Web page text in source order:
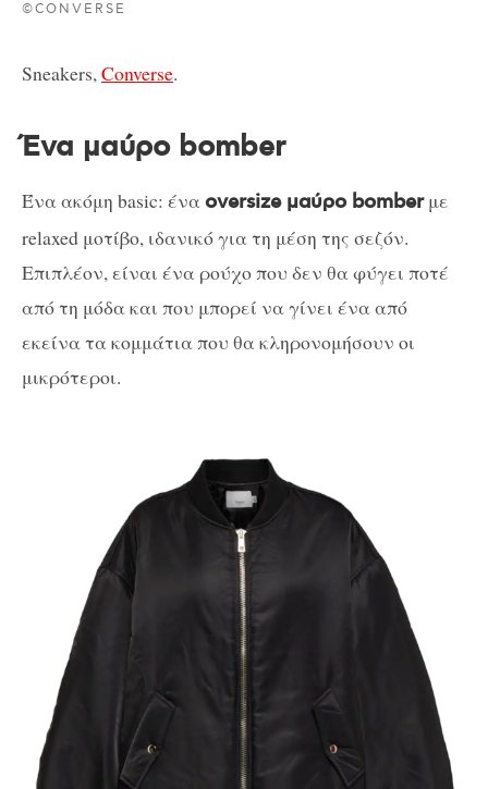
©CONVERSE
Sneakers,Converse.
Ένα μαύρο bomber
Ένα ακόμη basic: έναoversize μαύρο bomberμε
relaxed μοτίβο, ιδανικό για τη μέση της σεζόν.
Επιπλέον, είναι ένα ρούχο που δεν θα φύγει ποτέ
από τη μόδα και που μπορεί να γίνει ένα από
εκείνα τα κομμάτια που θα κληρονομήσουν οι
μικρότεροι.